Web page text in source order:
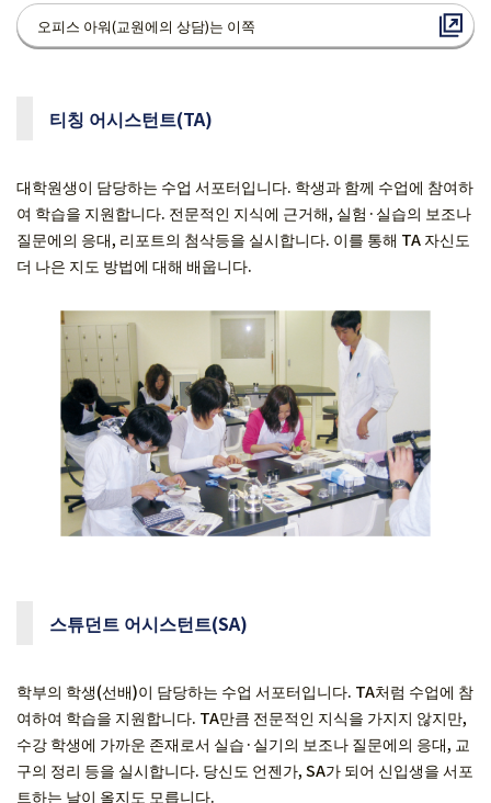
오피스 아워(교원에의 상담)는 이쪽
티칭 어시스턴트(TA)
대학원생이 담당하는 수업 서포터입니다. 학생과 함께 수업에 참여하
여 학습을 지원합니다. 전문적인 지식에 근거해, 실험·실습의 보조나
질문에의 응대, 리포트의 첨삭등을 실시합니다. 이를 통해 TA 자신도
더 나은 지도 방법에 대해 배웁니다.
스튜던트 어시스턴트(SA)
학부의 학생(선배)이 담당하는 수업 서포터입니다. TA처럼 수업에 참
여하여 학습을 지원합니다. TA만큼 전문적인 지식을 가지지 않지만,
수강 학생에 가까운 존재로서 실습·실기의 보조나 질문에의 응대, 교
구의 정리 등을 실시합니다. 당신도 언젠가, SA가 되어 신입생을 서포
트하는 날이 올지도 모릅니다.